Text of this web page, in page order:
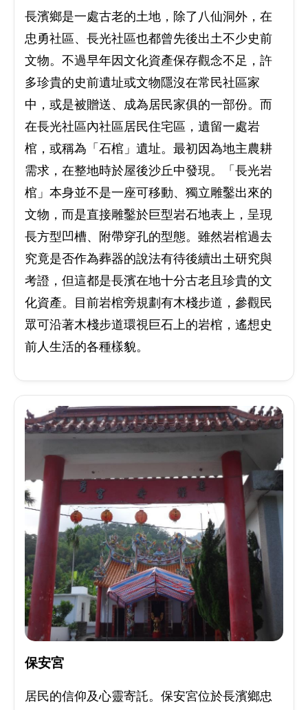
長濱鄉是一處古老的土地，除了八仙洞外，在
忠勇社區、長光社區也都曾先後出土不少史前
文物。不過早年因文化資產保存觀念不足，許
多珍貴的史前遺址或文物隱沒在常民社區家
中，或是被贈送、成為居民家俱的一部份。而
在長光社區內社區居民住宅區，遺留一處岩
棺，或稱為「石棺」遺址。最初因為地主農耕
需求，在整地時於屋後沙丘中發現。「長光岩
棺」本身並不是一座可移動、獨立雕鑿出來的
文物，而是直接雕鑿於巨型岩石地表上，呈現
長方型凹槽、附帶穿孔的型態。雖然岩棺過去
究竟是否作為葬器的說法有待後續出土研究與
考證，但這都是長濱在地十分古老且珍貴的文
化資產。目前岩棺旁規劃有木棧步道，參觀民
眾可沿著木棧步道環視巨石上的岩棺，遙想史
前人生活的各種樣貌。
保安宮
居民的信仰及心靈寄託。保安宮位於長濱鄉忠